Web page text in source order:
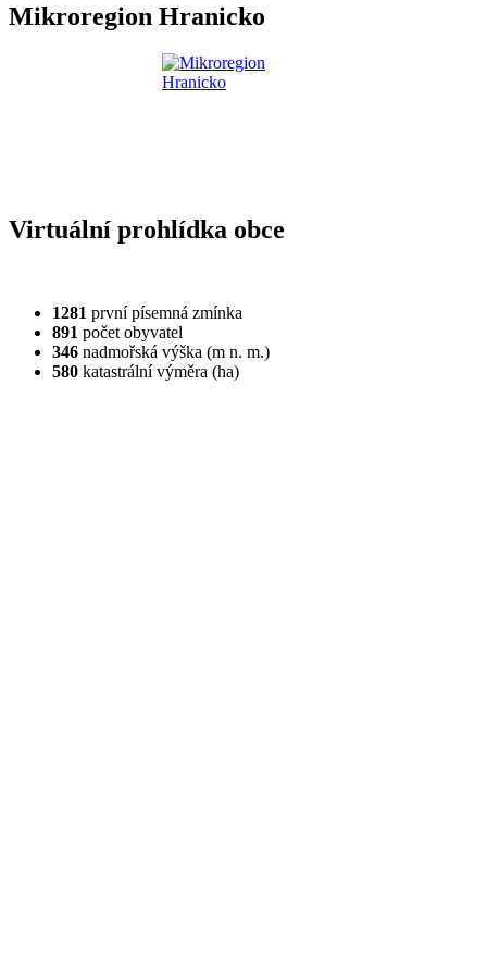
Mikroregion Hranicko
Virtuální prohlídka obce
1281 první písemná zmínka
891 počet obyvatel
346 nadmořská výška (m n. m.)
580 katastrální výměra (ha)